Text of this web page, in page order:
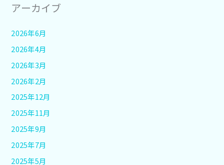
アーカイブ
2026年6月
2026年4月
2026年3月
2026年2月
2025年12月
2025年11月
2025年9月
2025年7月
2025年5月